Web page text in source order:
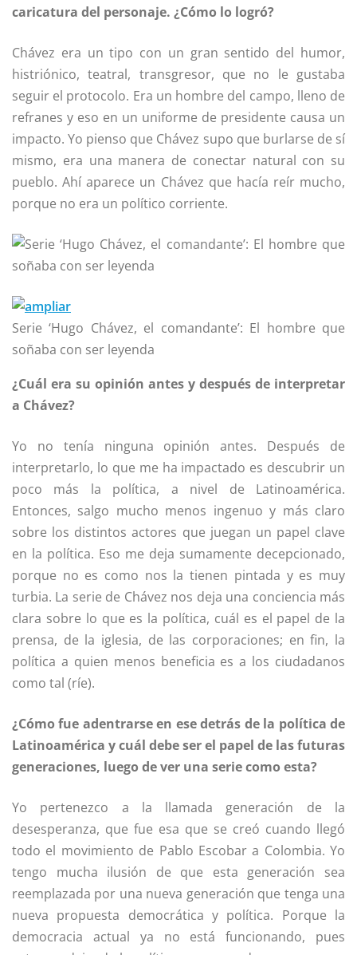
caricatura del personaje. ¿Cómo lo logró?
Chávez era un tipo con un gran sentido del humor,
histriónico, teatral, transgresor, que no le gustaba
seguir el protocolo. Era un hombre del campo, lleno de
refranes y eso en un uniforme de presidente causa un
impacto. Yo pienso que Chávez supo que burlarse de sí
mismo, era una manera de conectar natural con su
pueblo. Ahí aparece un Chávez que hacía reír mucho,
porque no era un político corriente.
Serie ‘Hugo Chávez, el comandante’: El hombre que
soñaba con ser leyenda
¿Cuál era su opinión antes y después de interpretar
a Chávez?
Yo no tenía ninguna opinión antes. Después de
interpretarlo, lo que me ha impactado es descubrir un
poco más la política, a nivel de Latinoamérica.
Entonces, salgo mucho menos ingenuo y más claro
sobre los distintos actores que juegan un papel clave
en la política. Eso me deja sumamente decepcionado,
porque no es como nos la tienen pintada y es muy
turbia. La serie de Chávez nos deja una conciencia más
clara sobre lo que es la política, cuál es el papel de la
prensa, de la iglesia, de las corporaciones; en fin, la
política a quien menos beneficia es a los ciudadanos
como tal (ríe).
¿Cómo fue adentrarse en ese detrás de la política de
Latinoamérica y cuál debe ser el papel de las futuras
generaciones, luego de ver una serie como esta?
Yo pertenezco a la llamada generación de la
desesperanza, que fue esa que se creó cuando llegó
todo el movimiento de Pablo Escobar a Colombia. Yo
tengo mucha ilusión de que esta generación sea
reemplazada por una nueva generación que tenga una
nueva propuesta democrática y política. Porque la
democracia actual ya no está funcionando, pues